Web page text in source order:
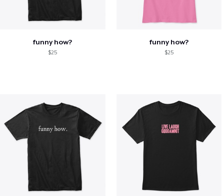
funny how?
$25
funny how?
$25